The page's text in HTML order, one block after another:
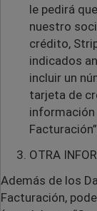
le pedirá
nuestro
crédito,
indicados
incluir un
tarjeta de
información
OTRA
Además de los
Facturación,